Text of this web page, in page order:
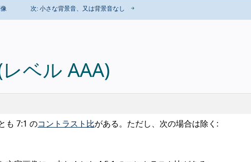
次: 小さな背景音、又は背景音なし
ベル AAA)
も 7:1 のコントラスト比がある。ただし、次の場合は除く: